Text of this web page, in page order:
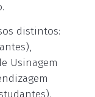
distintos:
Usinagem